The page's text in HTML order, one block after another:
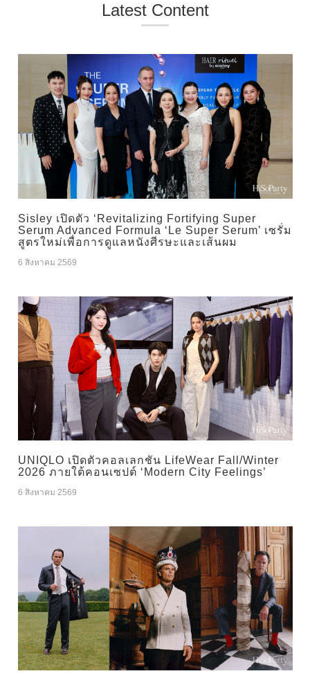
Latest Content
Sisley เปิดตัว ‘Revitalizing Fortifying Super
Serum Advanced Formula ‘Le Super Serum’ เซรั่ม
สูตรใหม่เพื่อการดูแลหนังศีรษะและเส้นผม
6 สิงหาคม 2569
UNIQLO เปิดตัวคอลเลกชัน LifeWear Fall/Winter
2026 ภายใต้คอนเซปต์ ‘Modern City Feelings’
6 สิงหาคม 2569